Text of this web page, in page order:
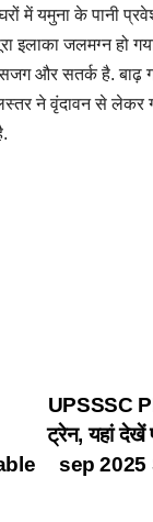
यमुना के पानी
इलाका जलमग्न हो
और सतर्क है. बाढ़
ने वृंदावन से लेकर
UPSSSC
ट्रेन, यहां
sep